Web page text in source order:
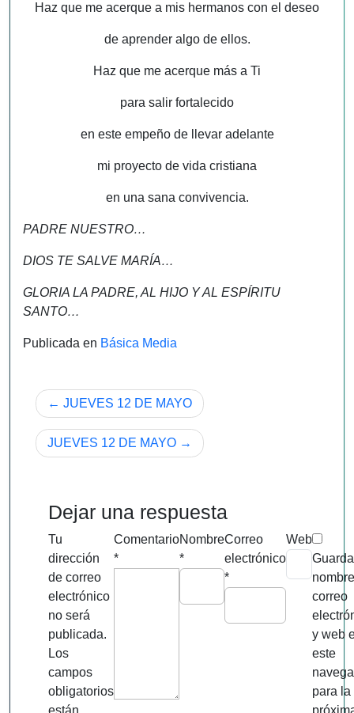
Haz que me acerque a mis hermanos con el deseo
de aprender algo de ellos.
Haz que me acerque más a Ti
para salir fortalecido
en este empeño de llevar adelante
mi proyecto de vida cristiana
en una sana convivencia.
PADRE NUESTRO…
DIOS TE SALVE MARÍA…
GLORIA LA PADRE, AL HIJO Y AL ESPÍRITU
SANTO…
Publicada en Básica Media
Navegación
de
entradas
JUEVES 12 DE MAYO
JUEVES 12 DE MAYO
Dejar una respuesta
Tu
dirección
de correo
electrónico
no será
publicada.
Los
campos
obligatorios
Comentario
*
Nombre
*
Correo
electrónico
*
Web
correo
y web
este
para la